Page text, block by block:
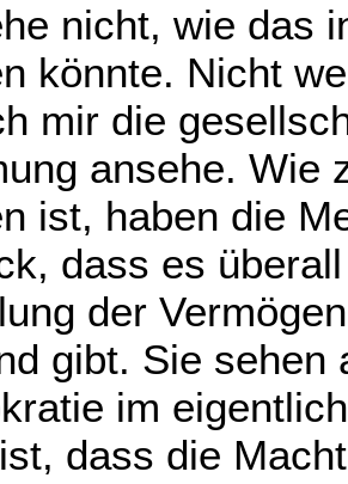
nicht, wie das
könnte. Nicht
mir die
ansehe. Wie
ist, haben die
dass es
der
gibt. Sie
im
dass die